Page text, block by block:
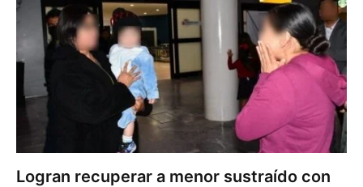
Logran recuperar a menor sustraído con